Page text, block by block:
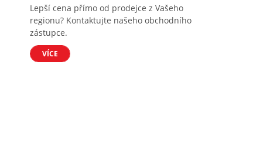
Lepší cena přímo od prodejce z Vašeho
regionu? Kontaktujte našeho obchodního
zástupce.
VÍCE